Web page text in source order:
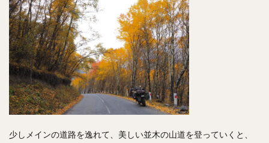
少しメインの道路を逸れて、美しい並木の山道を登っていくと、